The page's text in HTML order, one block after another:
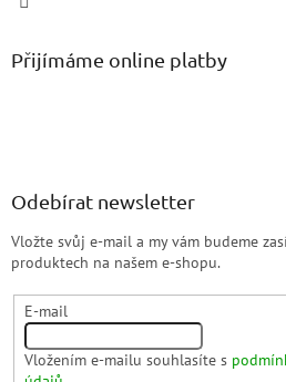
Přijímáme online platby
Odebírat newsletter
Vložte svůj e-mail a my vám budeme
produktech na našem e-shopu.
E-mail
Vložením e-mailu souhlasíte s